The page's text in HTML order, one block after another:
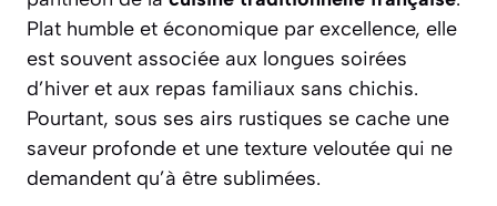
Plat humble et économique par excellence, elle
est souvent associée aux longues soirées
d’hiver et aux repas familiaux sans chichis.
Pourtant, sous ses airs rustiques se cache une
saveur profonde et une texture veloutée qui ne
demandent qu’à être sublimées.